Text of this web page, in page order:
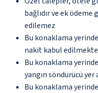
bağlıdır ve ek
edilemez
Bu konaklama
nakit kabul
Bu konaklama
yangın söndürücü
Bu konaklama